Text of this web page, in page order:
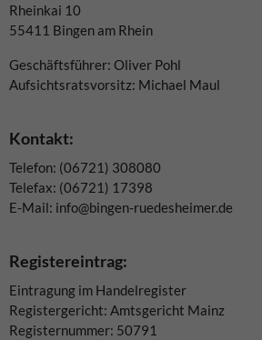
Rheinkai 10
55411 Bingen am Rhein
Geschäftsführer: Oliver Pohl
Aufsichtsratsvorsitz: Michael Maul
Kontakt:
Telefon: (06721) 308080
Telefax: (06721) 17398
E-Mail: info@bingen-ruedesheimer.de
Registereintrag:
Eintragung im Handelregister
Registergericht: Amtsgericht Mainz
Registernummer: 50791